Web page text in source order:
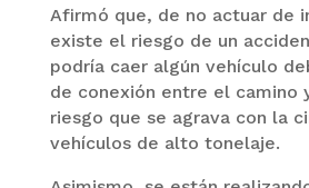
Afirmó que, de no actuar de
existe el riesgo de un
podría caer algún vehículo
de conexión entre el camino
riesgo que se agrava con la
vehículos de alto tonelaje.